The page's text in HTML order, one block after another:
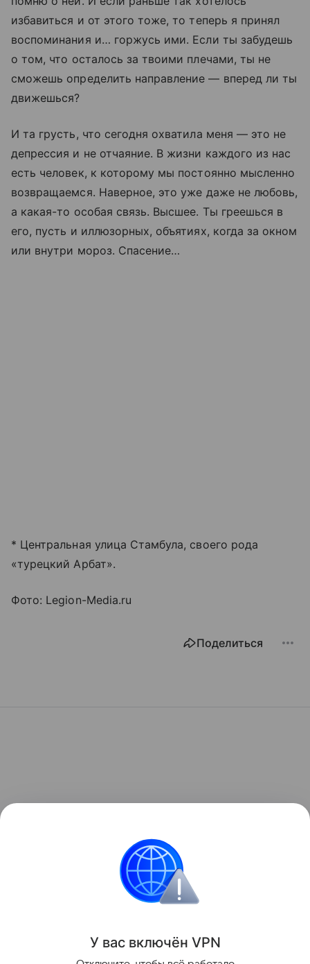
избавиться и от этого тоже, то теперь я принял
воспоминания и… горжусь ими. Если ты забудешь
о том, что осталось за твоими плечами, ты не
сможешь определить направление — вперед ли ты
движешься?
И та грусть, что сегодня охватила меня — это не
депрессия и не отчаяние. В жизни каждого из нас
есть человек, к которому мы постоянно мысленно
возвращаемся. Наверное, это уже даже не любовь,
а какая-то особая связь. Высшее. Ты греешься в
его, пусть и иллюзорных, объятиях, когда за окном
или внутри мороз. Спасение…
* Центральная улица Стамбула, своего рода
«турецкий Арбат».
Фото: Legion-Media.ru
Поделиться
У вас включён VPN